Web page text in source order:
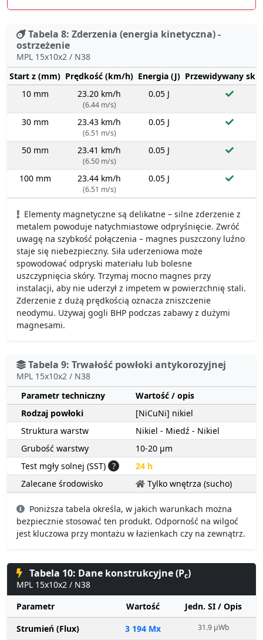
Tabela 8: Zderzenia (energia kinetyczna) -
ostrzeżenie
MPL 15x10x2 / N38
Start z (mm) Prędkość (km/h) Energia (J) Przewidywany
10 mm
23.20 km/h
(6.44 m/s)
0.05 J
30 mm 23.43 km/h
(6.51 m/s)
0.05 J
50 mm 23.41 km/h
(6.50 m/s)
0.05 J
100 mm 23.44 km/h
(6.51 m/s)
0.05 J
Elementy magnetyczne są delikatne – silne zderzenie z
metalem powoduje natychmiastowe odpryśnięcie. Zwróć
uwagę na szybkość połączenia – magnes puszczony luźno
staje się niebezpieczny. Siła uderzeniowa może
spowodować odpryski materiału lub bolesne
uszczypnięcia skóry. Trzymaj mocno magnes przy
instalacji, aby nie uderzył z impetem w powierzchnię stali.
Zderzenie z dużą prędkością oznacza zniszczenie
neodymu. Używaj gogli BHP podczas zabawy z dużymi
magnesami.
Tabela 9: Trwałość powłoki antykorozyjnej
MPL 15x10x2 / N38
Parametr techniczny
Wartość / opis
Rodzaj powłoki
[NiCuNi] nikiel
Struktura warstw
Nikiel - Miedź - Nikiel
Grubość warstwy
10-20 µm
Test mgły solnej (SST) ?
24 h
Zalecane środowisko
Tylko wnętrza (sucho)
Poniższa tabela określa, w jakich warunkach można
bezpiecznie stosować ten produkt. Odporność na wilgoć
jest kluczowa przy montażu w łazienkach czy na zewnątrz.
Tabela 10: Dane konstrukcyjne (Pc)
MPL 15x10x2 / N38
Parametr
Wartość
Jedn. SI / Opis
Strumień (Flux)
3 194 Mx 31.9 µWb